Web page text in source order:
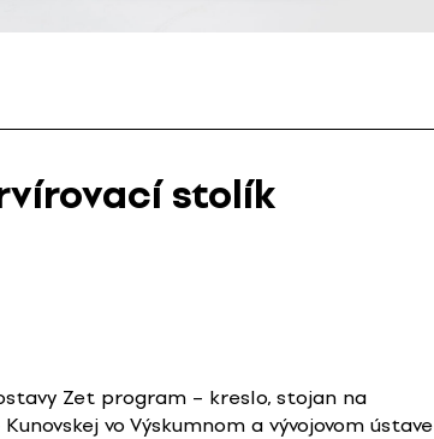
stolík
Zet program – kreslo, stojan na
vo Výskumnom a vývojovom ústave